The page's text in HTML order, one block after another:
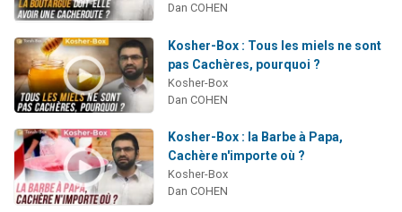
Dan COHEN
Kosher-Box : Tous les miels ne sont
pas Cachères, pourquoi ?
Kosher-Box
Dan COHEN
Kosher-Box : la Barbe à Papa,
Cachère n'importe où ?
Kosher-Box
Dan COHEN